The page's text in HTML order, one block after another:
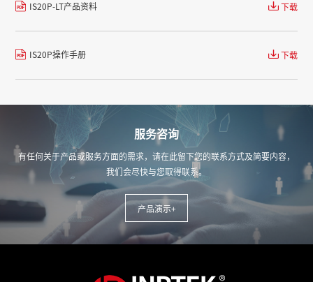
IS20P-LT产品资料 下载
IS20P操作手册 下载
服务咨询
有任何关于产品或服务方面的需求，请在此留下您的联系方式及简要内容，
我们会尽快与您取得联系。
产品演示+